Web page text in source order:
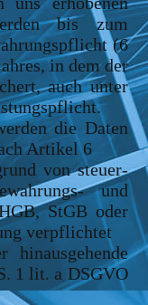
bis zum
(6
in dem der
auch unter
die Daten
Artikel 6
von steuer-
und
StGB oder
verpflichtet
1 lit. a DSGVO